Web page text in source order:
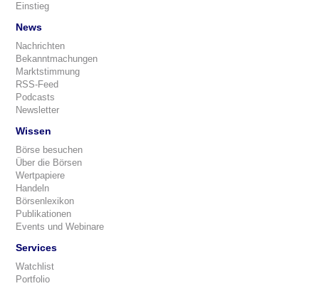
Einstieg
News
Nachrichten
Bekanntmachungen
Marktstimmung
RSS-Feed
Podcasts
Newsletter
Wissen
Börse besuchen
Über die Börsen
Wertpapiere
Handeln
Börsenlexikon
Publikationen
Events und Webinare
Services
Watchlist
Portfolio